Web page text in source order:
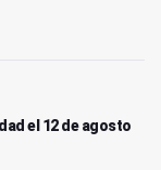
el 12 de agosto